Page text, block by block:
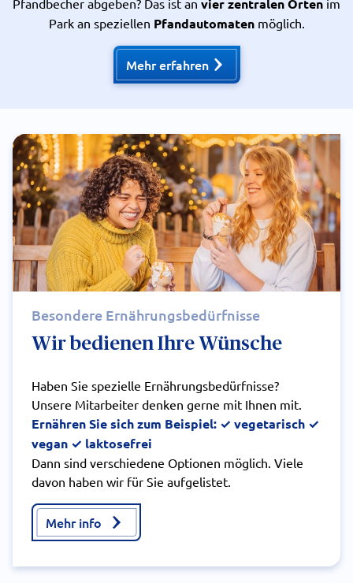
Pfandbecher abgeben? Das ist an vier zentralen Orten im
Park an speziellen Pfandautomatenmöglich.
Mehr erfahren
Besondere Ernährungsbedürfnisse
Wir bedienen Ihre Wünsche
Haben Sie spezielle Ernährungsbedürfnisse?
Unsere Mitarbeiter denken gerne mit Ihnen mit.
Ernähren Sie sich zum Beispiel: ✓ vegetarisch ✓
vegan ✓ laktosefrei
Dann sind verschiedene Optionen möglich. Viele
davon haben wir für Sie aufgelistet.
Mehr info